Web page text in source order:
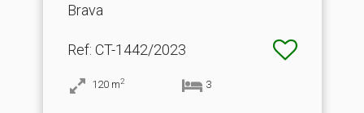
Brava
Ref: CT-1442/2023
120 m2 3